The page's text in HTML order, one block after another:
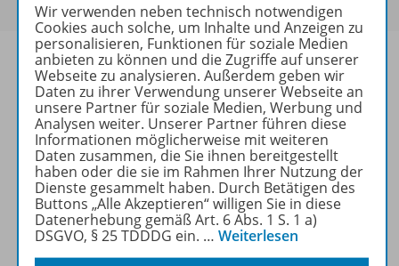
Informationen
Weitere Inhalte der Ausgabe
Ergänzende Materialien
Wir verwenden neben technisch notwendigen
Cookies auch solche, um Inhalte und Anzeigen zu
personalisieren, Funktionen für soziale Medien
anbieten zu können und die Zugriffe auf unserer
Webseite zu analysieren. Außerdem geben wir
Daten zu ihrer Verwendung unserer Webseite an
unsere Partner für soziale Medien, Werbung und
Analysen weiter. Unserer Partner führen diese
Informationen möglicherweise mit weiteren
Daten zusammen, die Sie ihnen bereitgestellt
haben oder die sie im Rahmen Ihrer Nutzung der
Dienste gesammelt haben. Durch Betätigen des
Buttons „Alle Akzeptieren“ willigen Sie in diese
Datenerhebung gemäß Art. 6 Abs. 1 S. 1 a)
DSGVO, § 25 TDDDG ein. … Weiterlesen